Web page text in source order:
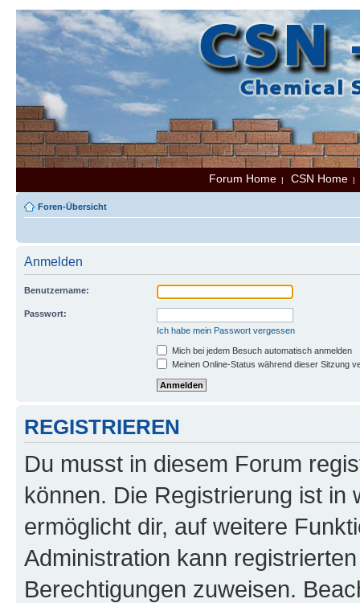
Forum Home | CSN Home
Foren-Übersicht
Anmelden
Benutzername:
Passwort:
Ich habe mein Passwort vergessen
Mich bei jedem Besuch automatisch anmelden
Meinen Online-Status während dieser Sitzung
REGISTRIEREN
Du musst in diesem Forum
können. Die Registrierung ist in
ermöglicht dir, auf weitere
Administration kann
Berechtigungen zuweisen.